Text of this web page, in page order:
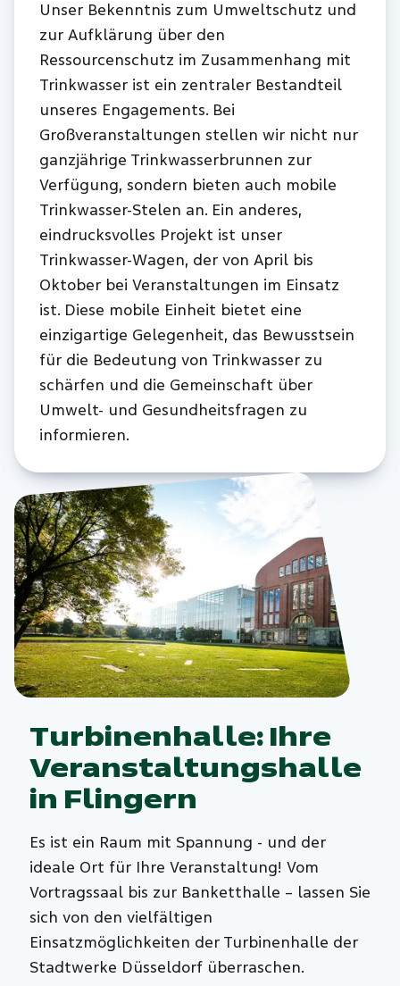
Unser Bekenntnis zum Umweltschutz und
zur Aufklärung über den
Ressourcenschutz im Zusammenhang mit
Trinkwasser ist ein zentraler Bestandteil
unseres Engagements. Bei
Großveranstaltungen stellen wir nicht nur
ganzjährige Trinkwasserbrunnen zur
Verfügung, sondern bieten auch mobile
Trinkwasser-Stelen an. Ein anderes,
eindrucksvolles Projekt ist unser
Trinkwasser-Wagen, der von April bis
Oktober bei Veranstaltungen im Einsatz
ist. Diese mobile Einheit bietet eine
einzigartige Gelegenheit, das Bewusstsein
für die Bedeutung von Trinkwasser zu
schärfen und die Gemeinschaft über
Umwelt- und Gesundheitsfragen zu
informieren.
Turbinenhalle: Ihre
Veranstaltungshalle
in Flingern
Es ist ein Raum mit Spannung - und der
ideale Ort für Ihre Veranstaltung! Vom
Vortragssaal bis zur Banketthalle – lassen Sie
sich von den vielfältigen
Einsatzmöglichkeiten der Turbinenhalle der
Stadtwerke Düsseldorf überraschen.